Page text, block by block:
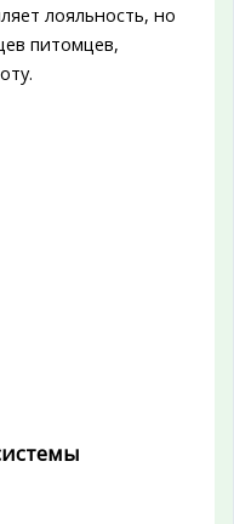
лояльность, но
питомцев,